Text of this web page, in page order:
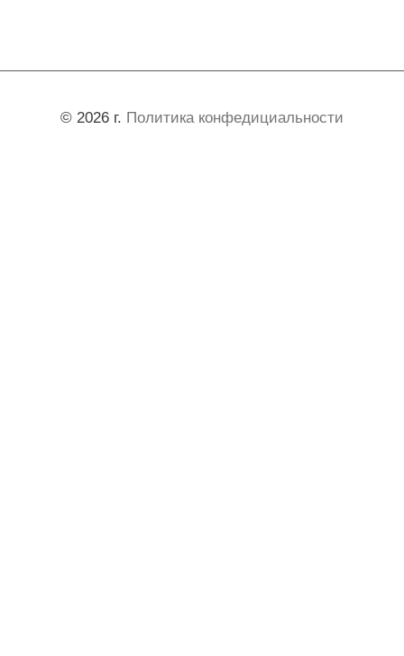
© 2026 г. Политика конфедициальности